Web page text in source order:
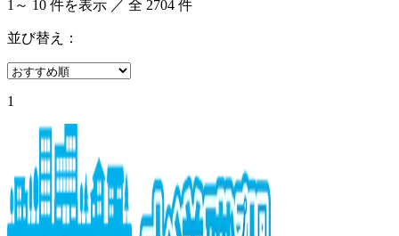
1 ～ 10 件を表示 ／ 全 2704 件
並び替え：
1